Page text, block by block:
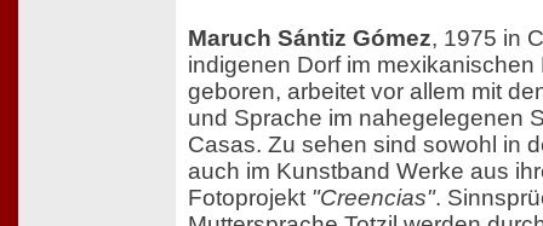
Maruch Sántiz Gómez, 1975 in
indigenen Dorf im
geboren, arbeitet vor allem mit
und Sprache im nahegelegenen
Casas. Zu sehen sind sowohl in
auch im Kunstband Werke aus
Fotoprojekt "Creencias".